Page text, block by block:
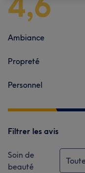
Ambiance
Propreté
Personnel
Filtrer les avis
Soin de
beauté